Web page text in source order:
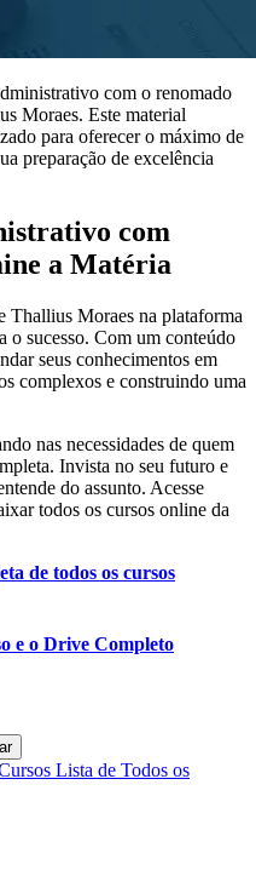
com o renomado
Moraes. Este material
para oferecer o máximo de
preparação de excelência
com
a Matéria
Moraes na plataforma
o sucesso. Com um conteúdo
seus conhecimentos em
complexos e construindo uma
nas necessidades de quem
Invista no seu futuro e
do assunto. Acesse
todos os cursos online da
de todos os cursos
e o Drive Completo
Lista de Todos os